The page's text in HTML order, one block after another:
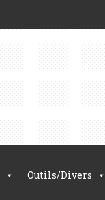
Outils/Divers